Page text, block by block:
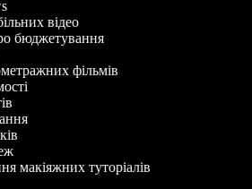
відео
бюджетування
фільмів
макіяжних туторіалів